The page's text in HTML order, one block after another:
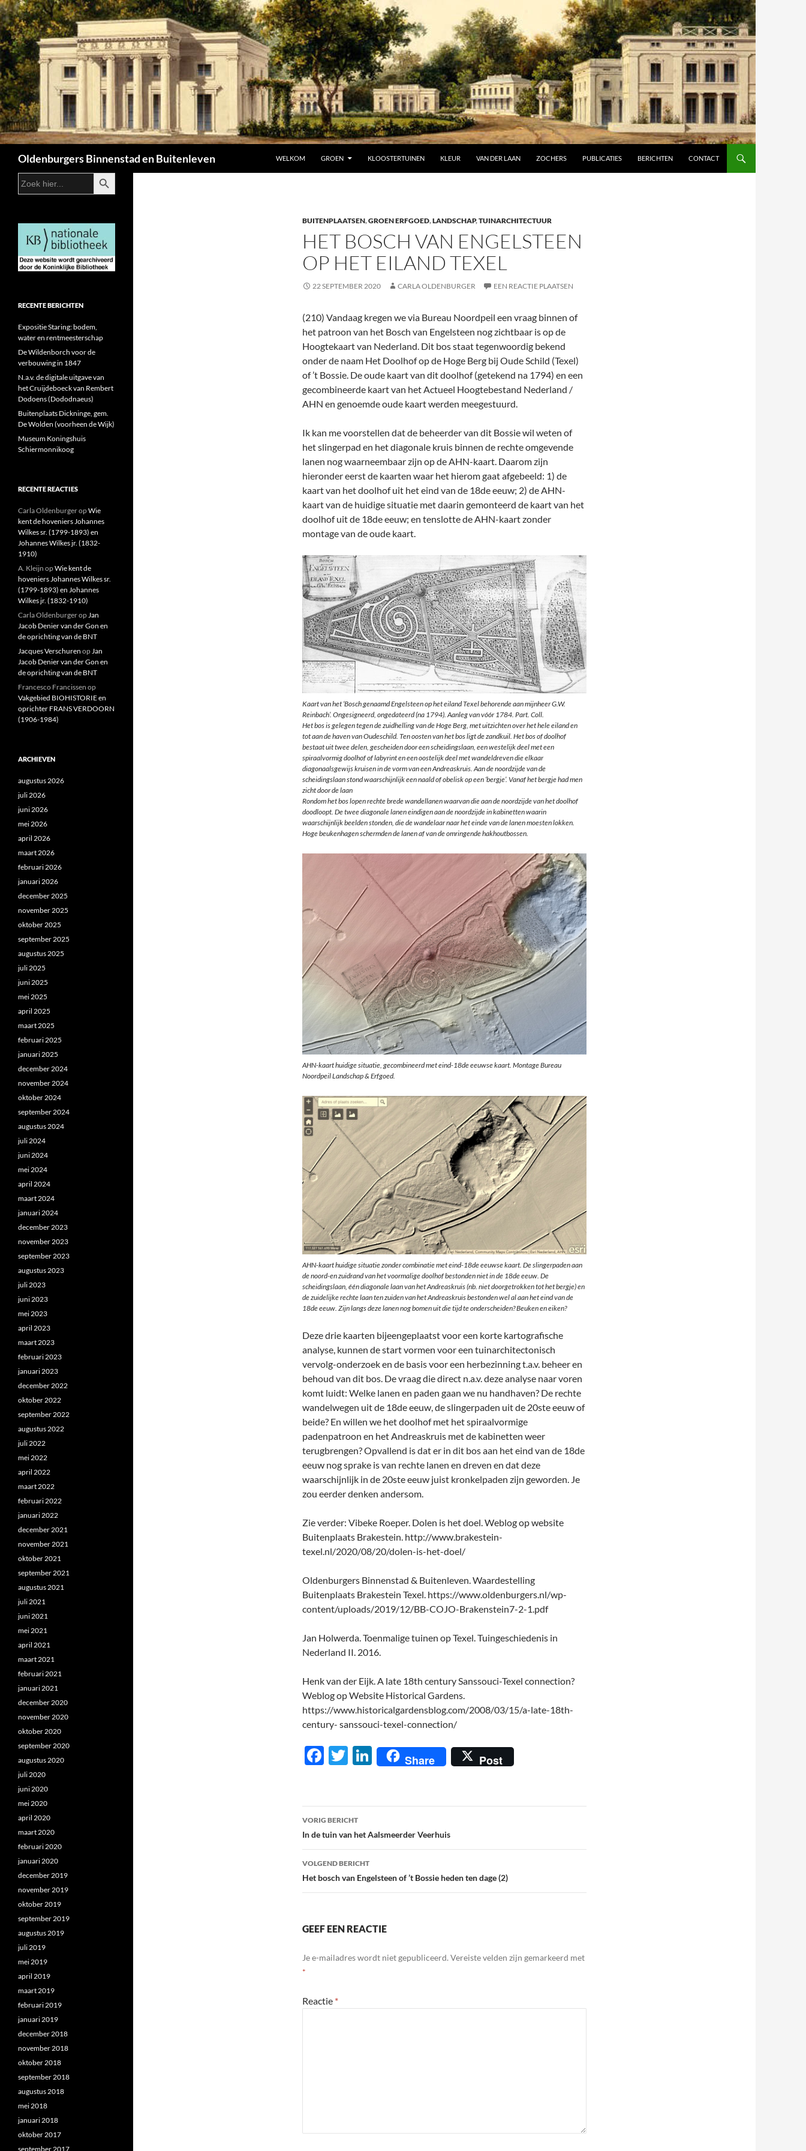
Oldenburgers Binnenstad en Buitenleven
WELKOM
GROEN KLOOSTERTUINEN KLEUR VAN DER LAAN ZOCHERS PUBLICATIES BERICHTEN CONTACT
BUITENPLAATSEN,GROEN ERFGOED,LANDSCHAP,TUINARCHITECTUUR
HET BOSCH VAN ENGELSTEEN
OP HET EILAND TEXEL
22 SEPTEMBER 2020 CARLA OLDENBURGER EEN REACTIE PLAATSEN
(210) Vandaag kregen we via Bureau Noordpeil een vraag binnen of
het patroon van het Bosch van Engelsteen nog zichtbaar is op de
Hoogtekaart van Nederland. Dit bos staat tegenwoordig bekend
onder de naam Het Doolhof op de Hoge Berg bij Oude Schild (Texel)
of ’t Bossie. De oude kaart van dit doolhof (getekend na 1794) en een
gecombineerde kaart van het Actueel Hoogtebestand Nederland /
AHN en genoemde oude kaart werden meegestuurd.
Ik kan me voorstellen dat de beheerder van dit Bossie wil weten of
het slingerpad en het diagonale kruis binnen de rechte omgevende
lanen nog waarneembaar zijn op de AHN-kaart. Daarom zijn
hieronder eerst de kaarten waar het hierom gaat afgebeeld: 1) de
kaart van het doolhof uit het eind van de 18de eeuw; 2) de AHN-
kaart van de huidige situatie met daarin gemonteerd de kaart van het
doolhof uit de 18de eeuw; en tenslotte de AHN-kaart zonder
montage van de oude kaart.
Kaart van het ‘Bosch genaamd Engelsteen op het eiland Texel behorende aan mijnheer G.W.
Reinbach’. Ongesigneerd, ongedateerd (na 1794). Aanleg van vóór 1784. Part. Coll.
Het bos is gelegen tegen de zuidhelling van de Hoge Berg, met uitzichten over het hele eiland en
tot aan de haven van Oudeschild. Ten oosten van het bos ligt de zandkuil. Het bos of doolhof
bestaat uit twee delen, gescheiden door een scheidingslaan, een westelijk deel met een
spiraalvormig doolhof of labyrint en een oostelijk deel met wandeldreven die elkaar
diagonaalsgewijs kruisen in de vorm van een Andreaskruis. Aan de noordzijde van de
scheidingslaan stond waarschijnlijk een naald of obelisk op een ‘bergje’. Vanaf het bergje had men
zicht door de laan
Rondom het bos lopen rechte brede wandellanen waarvan die aan de noordzijde van het doolhof
doodloopt. De twee diagonale lanen eindigen aan de noordzijde in kabinetten waarin
waarschijnlijk beelden stonden, die de wandelaar naar het einde van de lanen moesten lokken.
Hoge beukenhagen schermden de lanen af van de omringende hakhoutbossen.
AHN-kaart huidige situatie, gecombineerd met eind-18de eeuwse kaart. Montage Bureau
Noordpeil Landschap & Erfgoed.
AHN-kaart huidige situatie zonder combinatie met eind-18de eeuwse kaart. De slingerpaden aan
de noord-en zuidrand van het voormalige doolhof bestonden niet in de 18de eeuw. De
scheidingslaan, één diagonale laan van het Andreaskruis (nb. niet doorgetrokken tot het bergje) en
de zuidelijke rechte laan ten zuiden van het Andreaskruis bestonden wel al aan het eind van de
18de eeuw. Zijn langs deze lanen nog bomen uit die tijd te onderscheiden? Beuken en eiken?
Deze drie kaarten bijeengeplaatst voor een korte kartografische
analyse, kunnen de start vormen voor een tuinarchitectonisch
vervolg-onderzoek en de basis voor een herbezinning t.a.v. beheer en
behoud van dit bos. De vraag die direct n.a.v. deze analyse naar voren
komt luidt: Welke lanen en paden gaan we nu handhaven? De rechte
wandelwegen uit de 18de eeuw, de slingerpaden uit de 20ste eeuw of
beide? En willen we het doolhof met het spiraalvormige
padenpatroon en het Andreaskruis met de kabinetten weer
terugbrengen? Opvallend is dat er in dit bos aan het eind van de 18de
eeuw nog sprake is van rechte lanen en dreven en dat deze
waarschijnlijk in de 20ste eeuw juist kronkelpaden zijn geworden. Je
zou eerder denken andersom.
Zie verder: Vibeke Roeper. Dolen is het doel. Weblog op website
Buitenplaats Brakestein. http://www.brakestein-
texel.nl/2020/08/20/dolen-is-het-doel/
Oldenburgers Binnenstad & Buitenleven. Waardestelling
Buitenplaats Brakestein Texel. https://www.oldenburgers.nl/wp-
content/uploads/2019/12/BB-COJO-Brakenstein7-2-1.pdf
Jan Holwerda. Toenmalige tuinen op Texel. Tuingeschiedenis in
Nederland II. 2016.
Henk van der Eijk. A late 18th century Sanssouci-Texel connection?
Weblog op Website Historical Gardens.
https://www.historicalgardensblog.com/2008/03/15/a-late-18th-
century- sanssouci-texel-connection/
F
b
o
o
k
T
er
Li
e
dI
n
Share Post
Berichtnavigatie
VORIG BERICHT
In de tuin van het Aalsmeerder Veerhuis
VOLGEND BERICHT
Het bosch van Engelsteen of ’t Bossie heden ten dage (2)
GEEF EEN REACTIE
Je e-mailadres wordt niet gepubliceerd. Vereiste velden zijn gemarkeerd met
*
Reactie *
Zoek
naar:
ZOEKKNOP
RECENTE BERICHTEN
Expositie Staring: bodem,
water en rentmeesterschap
De Wildenborch voor de
verbouwing in 1847
N.a.v. de digitale uitgave van
het Cruijdeboeck van Rembert
Dodoens (Dododnaeus)
Buitenplaats Dickninge, gem.
De Wolden (voorheen de Wijk)
Museum Koningshuis
Schiermonnikoog
RECENTE REACTIES
Carla OldenburgeropWie
kent de hoveniers Johannes
Wilkes sr. (1799-1893) en
Johannes Wilkes jr. (1832-
1910)
A. Kleijn opWie kent de
hoveniers Johannes Wilkes sr.
(1799-1893) en Johannes
Wilkes jr. (1832-1910)
Carla Oldenburgerop Jan
Jacob Denier van der Gon en
de oprichting van de BNT
Jacques Verschuren op Jan
Jacob Denier van der Gon en
de oprichting van de BNT
Francesco Francissen op
Vakgebied BIOHISTORIE en
oprichter FRANS VERDOORN
(1906-1984)
ARCHIEVEN
augustus 2026
juli 2026
juni 2026
mei 2026
april 2026
maart 2026
februari 2026
januari 2026
december 2025
november 2025
oktober 2025
september 2025
augustus 2025
juli 2025
juni 2025
mei 2025
april 2025
maart 2025
februari 2025
januari 2025
december 2024
november 2024
oktober 2024
september 2024
augustus 2024
juli 2024
juni 2024
mei 2024
april 2024
maart 2024
januari 2024
december 2023
november 2023
september 2023
augustus 2023
juli 2023
juni 2023
mei 2023
april 2023
maart 2023
februari 2023
januari 2023
december 2022
oktober 2022
september 2022
augustus 2022
juli 2022
mei 2022
april 2022
maart 2022
februari 2022
januari 2022
december 2021
november 2021
oktober 2021
september 2021
augustus 2021
juli 2021
juni 2021
mei 2021
april 2021
maart 2021
februari 2021
januari 2021
december 2020
november 2020
oktober 2020
september 2020
augustus 2020
juli 2020
juni 2020
mei 2020
april 2020
maart 2020
februari 2020
januari 2020
december 2019
november 2019
oktober 2019
september 2019
augustus 2019
juli 2019
mei 2019
april 2019
maart 2019
februari 2019
januari 2019
december 2018
november 2018
oktober 2018
september 2018
augustus 2018
mei 2018
januari 2018
oktober 2017
september 2017